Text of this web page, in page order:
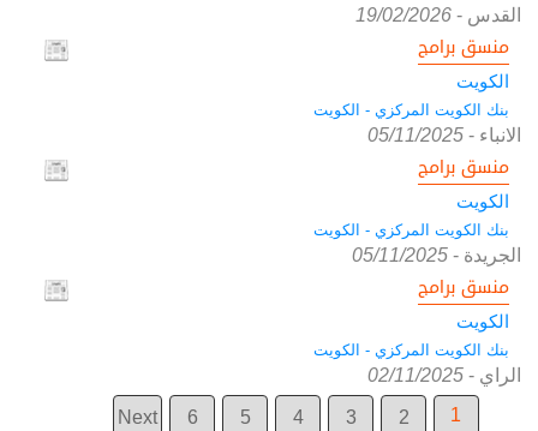
القدس -
19/02/2026
منسق برامج
الكويت
بنك الكويت المركزي - الكويت
الانباء -
05/11/2025
منسق برامج
الكويت
بنك الكويت المركزي - الكويت
الجريدة -
05/11/2025
منسق برامج
الكويت
بنك الكويت المركزي - الكويت
الراي -
02/11/2025
1
2
3
4
5
6
Next